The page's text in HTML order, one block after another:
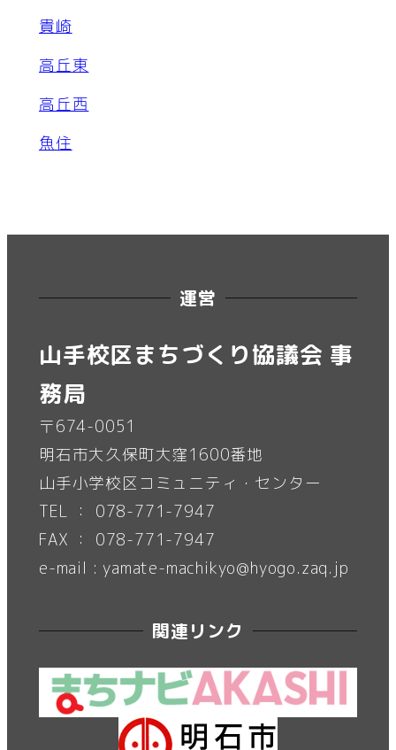
貴崎
高丘東
高丘西
魚住
運営
山手校区まちづくり協議会 事
務局
〒674-0051
明石市大久保町大窪1600番地
山手小学校区コミュニティ・センター
TEL ： 078-771-7947
FAX ： 078-771-7947
e-mail : yamate-machikyo@hyogo.zaq.jp
関連リンク